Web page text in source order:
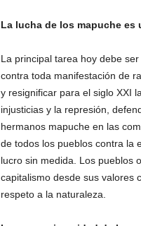
La lucha de los mapuche es
La principal tarea hoy debe
contra toda manifestación de
y resignificar para el siglo XXI
injusticias y la represión,
hermanos mapuche en las
de todos los pueblos contra la
lucro sin medida. Los pueblos
capitalismo desde sus valores
respeto a la naturaleza.